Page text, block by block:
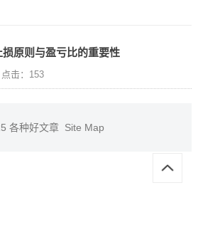
原则与盈亏比的重要性
点击：153
各种好文章 Site Map